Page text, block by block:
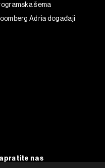
šema
Adria događaji
nas